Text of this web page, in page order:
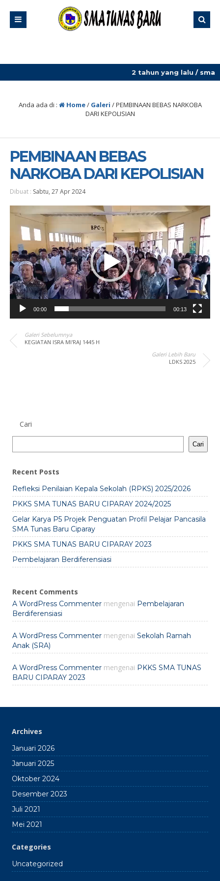
2 tahun yang lalu/ sma
Anda ada di : Home/ Galeri /PEMBINAAN BEBAS NARKOBA
DARI KEPOLISIAN
PEMBINAAN BEBAS
NARKOBA DARI KEPOLISIAN
Dibuat : Sabtu, 27 Apr 2024
Pemutar
Video
00:00 00:13
Galeri Sebelumnya
KEGIATAN ISRA MI'RAJ 1445 H
Galeri Lebih Baru
LDKS 2025
Cari
Cari
Recent Posts
Refleksi Penilaian Kepala Sekolah (RPKS) 2025/2026
PKKS SMA TUNAS BARU CIPARAY 2024/2025
Gelar Karya P5 Projek Penguatan Profil Pelajar Pancasila
SMA Tunas Baru Ciparay
PKKS SMA TUNAS BARU CIPARAY 2023
Pembelajaran Berdiferensiasi
Recent Comments
A WordPress Commenter mengenai Pembelajaran
Berdiferensiasi
A WordPress Commenter mengenai Sekolah Ramah
Anak (SRA)
A WordPress Commenter mengenai PKKS SMA TUNAS
BARU CIPARAY 2023
Archives
Januari 2026
Januari 2025
Oktober 2024
Desember 2023
Juli 2021
Mei 2021
Categories
Uncategorized